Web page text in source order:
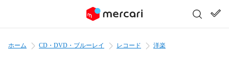
ホーム CD・DVD・ブルーレイ レコード 洋楽